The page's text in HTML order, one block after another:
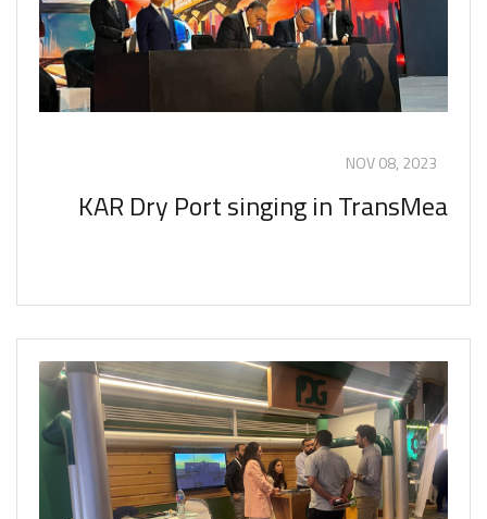
NOV 08, 2023
KAR Dry Port singing in TransMea